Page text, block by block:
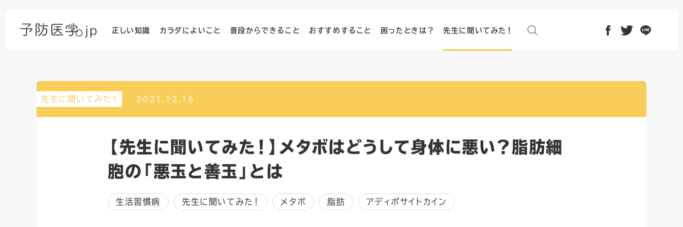
正しい知識 カラダによいこと 普段からできること おすすめすること 困ったときは？ 先生に聞いてみた！ facebook
twitter
先生に聞いてみた！ 2021.12.16
【先生に聞いてみた！】メタボはどうして身体に悪い？脂肪細
胞の「悪玉と善玉」とは
生活習慣病 先生に聞いてみた！ メタボ 脂肪 アディポサイトカイン